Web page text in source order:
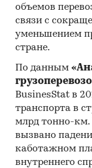
объемов
связи с
уменьшением
стране.
По данным
BusinesStat в
транспорта в
млрд тонно-км.
вызвано
каботажном
внутреннего